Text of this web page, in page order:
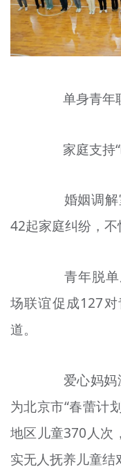
单身青年联
家庭支持“
婚姻调解
42起家庭纠纷，不
青年脱单
场联谊促成127
道。
爱心妈妈
为北京市“春蕾计
地区儿童370人次
实无人抚养儿童结